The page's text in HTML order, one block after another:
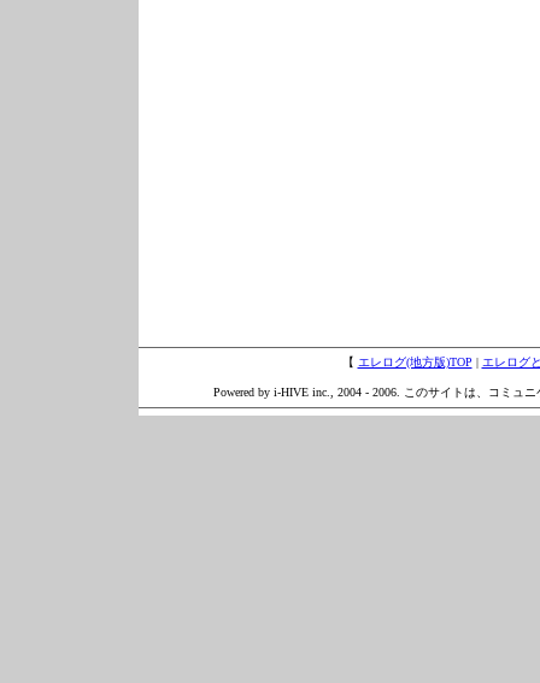
【 エレログ(地方版)TOP | エレログ
Powered by i-HIVE inc., 2004 - 2006. このサイトは、コミュ